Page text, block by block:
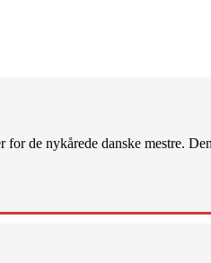
for de nykårede danske mestre.